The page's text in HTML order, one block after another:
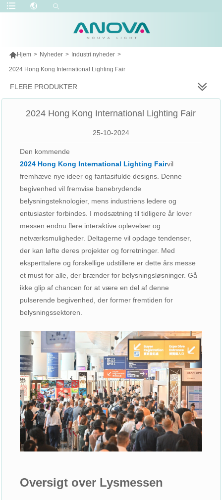
Hjem > Nyheder > Industri nyheder >
2024 Hong Kong International Lighting Fair
FLERE PRODUKTER
2024 Hong Kong International Lighting Fair
25-10-2024
Den kommende
2024 Hong Kong International Lighting Fairvil
fremhæve nye ideer og fantasifulde designs. Denne
begivenhed vil fremvise banebrydende
belysningsteknologier, mens industriens ledere og
entusiaster forbindes. I modsætning til tidligere år lover
messen endnu flere interaktive oplevelser og
netværksmuligheder. Deltagerne vil opdage tendenser,
der kan løfte deres projekter og forretninger. Med
eksperttalere og forskellige udstillere er dette års messe
et must for alle, der brænder for belysningsløsninger. Gå
ikke glip af chancen for at være en del af denne
pulserende begivenhed, der former fremtiden for
belysningssektoren.
Oversigt over Lysmessen